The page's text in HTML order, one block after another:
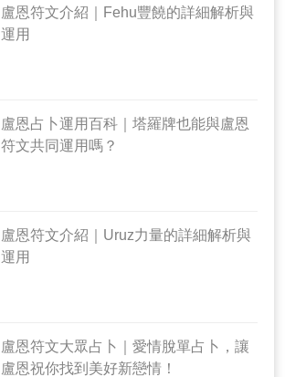
盧恩符文介紹｜Fehu豐饒的詳細解析與
運用
盧恩占卜運用百科｜塔羅牌也能與盧恩
符文共同運用嗎？
盧恩符文介紹｜Uruz力量的詳細解析與
運用
盧恩符文大眾占卜｜愛情脫單占卜，讓
盧恩祝你找到美好新戀情！